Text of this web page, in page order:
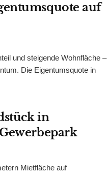
auf
und steigende Wohnfläche –
Die Eigentumsquote in
in
Mietfläche auf